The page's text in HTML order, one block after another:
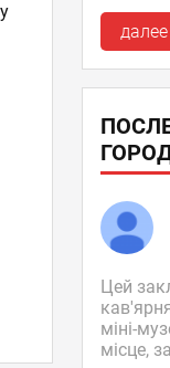
далее
Цей
міні-
місце,